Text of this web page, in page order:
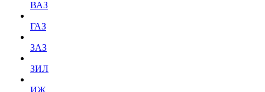
ВАЗ
ГАЗ
ЗАЗ
ЗИЛ
ИЖ